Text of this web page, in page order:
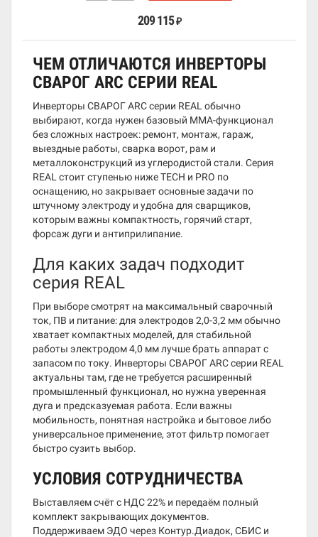
209 115 ₽
ЧЕМ ОТЛИЧАЮТСЯ ИНВЕРТОРЫ
СВАРОГ ARC СЕРИИ REAL
Инверторы СВАРОГ ARC серии REAL обычно
выбирают, когда нужен базовый MMA-функционал
без сложных настроек: ремонт, монтаж, гараж,
выездные работы, сварка ворот, рам и
металлоконструкций из углеродистой стали. Серия
REAL стоит ступенью ниже TECH и PRO по
оснащению, но закрывает основные задачи по
штучному электроду и удобна для сварщиков,
которым важны компактность, горячий старт,
форсаж дуги и антиприлипание.
Для каких задач подходит
серия REAL
При выборе смотрят на максимальный сварочный
ток, ПВ и питание: для электродов 2,0-3,2 мм обычно
хватает компактных моделей, для стабильной
работы электродом 4,0 мм лучше брать аппарат с
запасом по току. Инверторы СВАРОГ ARC серии REAL
актуальны там, где не требуется расширенный
промышленный функционал, но нужна уверенная
дуга и предсказуемая работа. Если важны
мобильность, понятная настройка и бытовое либо
универсальное применение, этот фильтр помогает
быстро сузить выбор.
УСЛОВИЯ СОТРУДНИЧЕСТВА
Выставляем счёт с НДС 22% и передаём полный
комплект закрывающих документов.
Поддерживаем ЭДО через Контур.Диадок, СБИС и